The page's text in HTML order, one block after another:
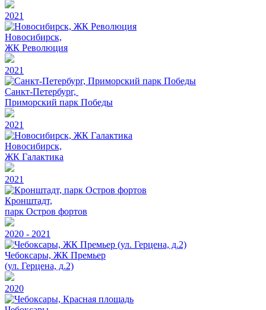
2021
Новосибирск,
ЖК Революция
2021
Санкт-Петербург,
Приморский парк Победы
2021
Новосибирск,
ЖК Галактика
2021
Кронштадт,
парк Остров фортов
2020 - 2021
Чебоксары, ЖК Премьер
(ул. Герцена, д.2)
2020